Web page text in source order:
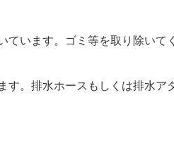
ています。ゴミ等を取り除いて
す。排水ホースもしくは排水ア